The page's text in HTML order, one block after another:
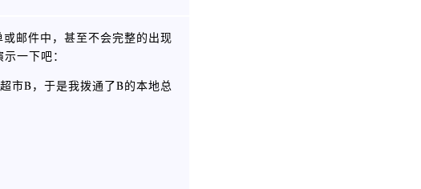
邮件中，甚至不会完整的出现
一下吧：
市B，于是我拨通了B的本地总